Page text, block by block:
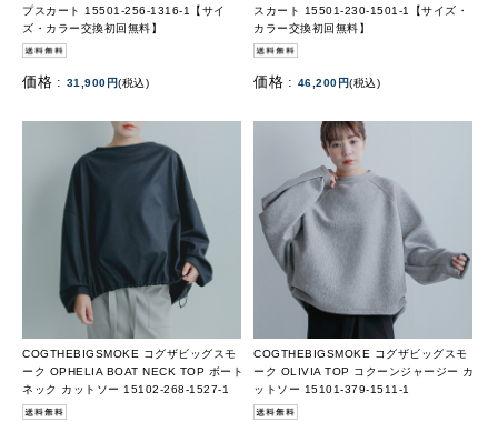
プスカート 15501-256-1316-1【サイ
ズ・カラー交換初回無料】
価格 : 31,900円(税込)
スカート 15501-230-1501-1【サイズ・
カラー交換初回無料】
価格 : 46,200円(税込)
COGTHEBIGSMOKE コグザビッグスモ
ーク OPHELIA BOAT NECK TOP ボート
ネック カットソー 15102-268-1527-1
COGTHEBIGSMOKE コグザビッグスモ
ーク OLIVIA TOP コクーンジャージー カ
ットソー 15101-379-1511-1